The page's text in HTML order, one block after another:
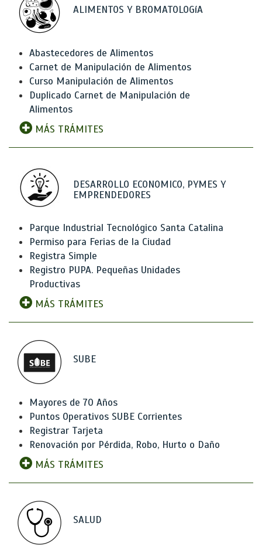
ALIMENTOS Y BROMATOLOGíA
Abastecedores de Alimentos
Carnet de Manipulación de Alimentos
Curso Manipulación de Alimentos
Duplicado Carnet de Manipulación de
Alimentos
MÁS TRÁMITES
DESARROLLO ECONOMICO, PYMES Y
EMPRENDEDORES
Parque Industrial Tecnológico Santa Catalina
Permiso para Ferias de la Ciudad
Registra Simple
Registro PUPA. Pequeñas Unidades
Productivas
MÁS TRÁMITES
SUBE
Mayores de 70 Años
Puntos Operativos SUBE Corrientes
Registrar Tarjeta
Renovación por Pérdida, Robo, Hurto o Daño
MÁS TRÁMITES
SALUD